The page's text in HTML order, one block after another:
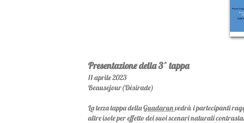
Presentazione della 3^ tappa
11aprile 2023
Beausejour(Dèsirade)
La terza tappa dellaGuadarunvedrà i partecipanti
altre isole per effetto dei suoi scenari naturali